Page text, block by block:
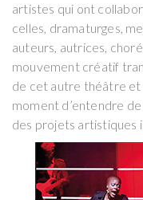
artistes qui ont
celles, dramaturges,
auteurs, autrices,
mouvement créatif
de cet autre théâtre et
moment d’entendre
des projets artistiques